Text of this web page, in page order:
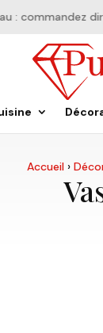
: commandez
Accueil›